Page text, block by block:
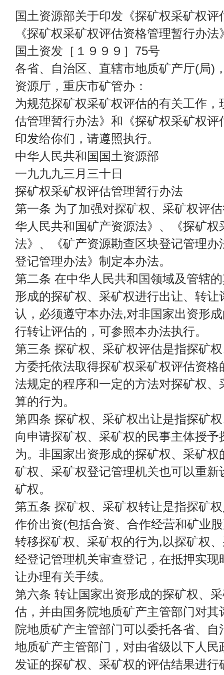
国土资源部关于印发《探矿权采矿权
《探矿权采矿权评估资格管理暂行办法
国土资发［１９９９］75号
各省、自治区、直辖市地质矿产厅(局)
资源厅，重庆市矿管办：
为规范探矿权采矿权评估的有关工作
估管理暂行办法》和《探矿权采矿权
印发给你们，请遵照执行。
中华人民共和国国土资源部
一九九九三月三十日
探矿权采矿权评估管理暂行办法
第一条 为了加强对探矿权、采矿权评
华人民共和国矿产资源法》、《探矿权
法》、《矿产资源勘查区块登记管理
登记管理办法》制定本办法。
第二条 在中华人民共和国领域及管辖
形成的探矿权、采矿权进行出让、转
认，必须遵守本办法,对非国家出资形
行转让评估的，可参照本办法执行。
第三条 探矿权、采矿权评估是指探矿
方委托依法取得探矿权采矿权评估资
法规定的程序和一定的方法对探矿权
算的行为。
第四条 探矿权、采矿权出让是指探矿
向申请探矿权、采矿权的民事主体授
为。非国家出资形成的探矿权、采矿
矿权、采矿权登记管理机关也可以重
矿权。
第五条 探矿权、采矿权转让是指探矿
作价出资(包括合资、合作经营和矿业
转移探矿权、采矿权的行为,以探矿权
经登记管理机关审查登记，在抵押实
让办理有关手续。
第六条 转让国家出资形成的探矿权、
估，并由国务院地质矿产主管部门对
院地质矿产主管部门可以委托各省、
地质矿产主管部门，对由省级以下人
发证的探矿权、采矿权的评估结果进